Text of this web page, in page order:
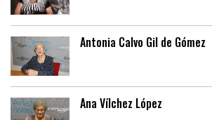
Antonia Calvo Gil de Gómez
Ana Vílchez López